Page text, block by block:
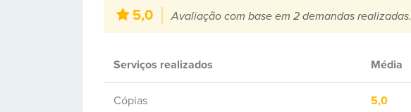
5,0 Avaliação com base em 2 demandas realizadas.
Serviços realizados Média
Cópias 5,0